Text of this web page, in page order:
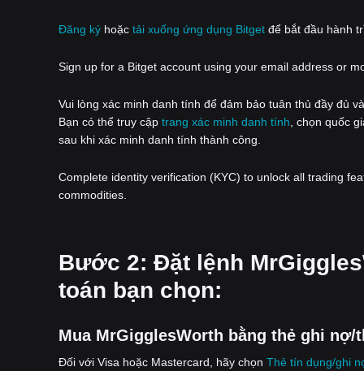
Đăng ký hoặc tải xuống ứng dụng Bitget để bắt đầu hành
Sign up for a Bitget account using your email address or
Vui lòng xác minh danh tính để đảm bảo tuân thủ đầy đủ
Bạn có thể truy cập trang xác minh danh tính , chọn quốc
sau khi xác minh danh tính thành công.
Complete identity verification (KYC) to unlock all trading
commodities.
‌Bước 2: Đặt lệnh
toán bạn chọn:
Mua MrGigglesWorth bằng thẻ ghi nợ/
Đối với Visa hoặc Mastercard, hãy chọn Thẻ tín dụng/ghi